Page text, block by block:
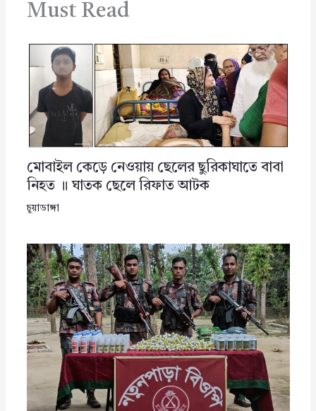
Must Read
মোবাইল কেড়ে নেওয়ায় ছেলের ছুরিকাঘাতে বাবা
নিহত ॥ ঘাতক ছেলে রিফাত আটক
চুয়াডাঙ্গা